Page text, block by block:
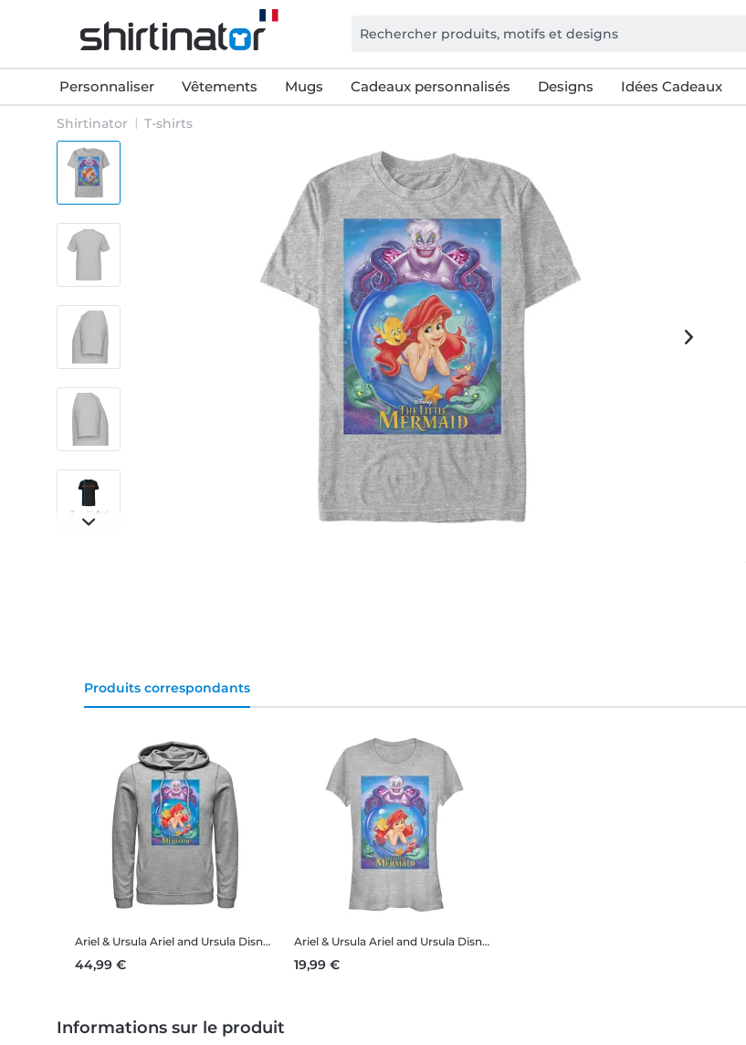
Personnaliser Vêtements Mugs Cadeaux personnalisés Designs Idées Cadeaux
Shirtinator T-shirts
Produits correspondants
Ariel & Ursula Ariel and Ursula Disney - Ariel La Petite Sirène - Ariel & Ursula Ariel and Ursula - Unisex Sweat à capuche
44,99 €
Ariel & Ursula Ariel and Ursula Disney - Ariel La Petite Sirène - Ariel & Ursula Ariel and Ursula - Femme T-shirt
19,99 €
Informations sur le produit